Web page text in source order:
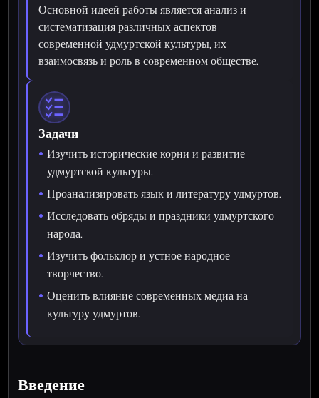
Основной идеей работы является анализ и
систематизация различных аспектов
современной удмуртской культуры, их
взаимосвязь и роль в современном обществе.
Задачи
Изучить исторические корни и развитие
удмуртской культуры.
Проанализировать язык и литературу удмуртов.
Исследовать обряды и праздники удмуртского
народа.
Изучить фольклор и устное народное
творчество.
Оценить влияние современных медиа на
культуру удмуртов.
Введение